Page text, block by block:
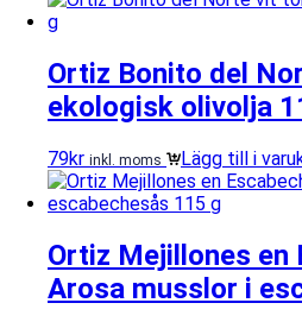
Ortiz Bonito del
ekologisk olivolja
79kr inkl. moms Lägg till i
Ortiz Mejillones en
Arosa musslor i